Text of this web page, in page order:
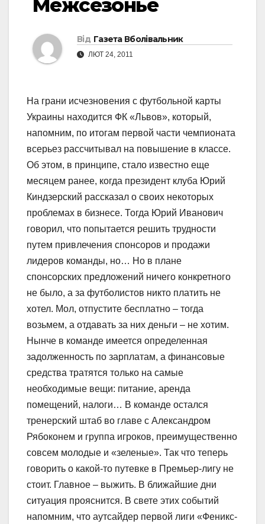
Межсезонье
Від Газета Вболівальник
ЛЮТ 24, 2011
На грани исчезновения с футбольной карты
Украины находится ФК «Львов», который,
напомним, по итогам первой части чемпионата
всерьез рассчитывал на повышение в классе.
Об этом, в принципе, стало известно еще
месяцем ранее, когда президент клуба Юрий
Киндзерский рассказал о своих некоторых
проблемах в бизнесе. Тогда Юрий Иванович
говорил, что попытается решить трудности
путем привлечения спонсоров и продажи
лидеров команды, но… Но в плане
спонсорских предложений ничего конкретного
не было, а за футболистов никто платить не
хотел. Мол, отпустите бесплатно – тогда
возьмем, а отдавать за них деньги – не хотим.
Нынче в команде имеется определенная
задолженность по зарплатам, а финансовые
средства тратятся только на самые
необходимые вещи: питание, аренда
помещений, налоги… В команде остался
тренерский штаб во главе с Александром
Рябоконем и группа игроков, преимущественно
совсем молодые и «зеленые». Так что теперь
говорить о какой-то путевке в Премьер-лигу не
стоит. Главное – выжить. В ближайшие дни
ситуация прояснится. В свете этих событий
напомним, что аутсайдер первой лиги «Феникс-